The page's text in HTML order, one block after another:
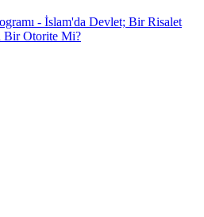
- İslam'da Devlet; Bir Risalet
Bir Otorite Mi?